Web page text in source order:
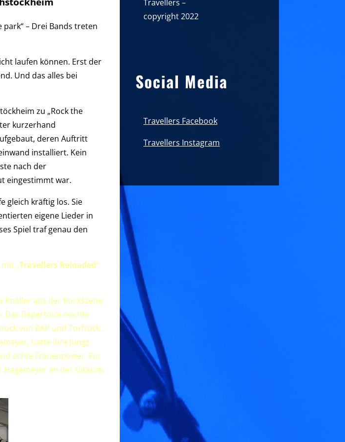
park“ – Drei Bands treten
laufen können. Erst der
Und das alles bei
zu „Rock the
kurzerhand
deren Auftritt
installiert. Kein
nach der
eingestimmt war.
gleich kräftig los. Sie
eigene Lieder in
Spiel traf genau den
„Travellers Reloaded“
aus der Rockszene
Das Repertoire reichte
von BAP und Torfrock.
hatte ihre Jungs
echte Frauenpower. Für
an der Gitarre,
Travellers –
copyright 2022
Social Media
Travellers Facebook
Travellers Instagram